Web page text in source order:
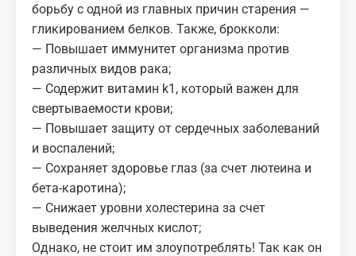
борьбу с одной из главных причин старения —
гликированием белков. Также, брокколи:
— Повышает иммунитет организма против
различных видов рака;
— Содержит витамин k1, который важен для
свертываемости крови;
— Повышает защиту от сердечных заболеваний
и воспалений;
— Сохраняет здоровье глаз (за счет лютеина и
бета-каротина);
— Снижает уровни холестерина за счет
выведения желчных кислот;
Однако, не стоит им злоупотреблять! Так как он